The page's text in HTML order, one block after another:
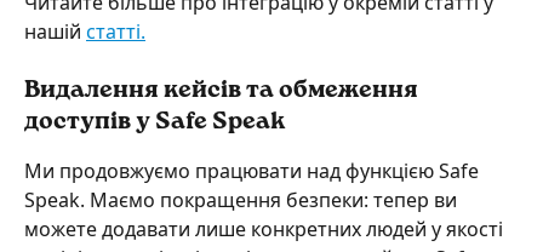
нашій статті.
Видалення кейсів та обмеження
доступів у Safe Speak
Ми продовжуємо працювати над функцією Safe
Speak. Маємо покращення безпеки: тепер ви
можете додавати лише конкретних людей у якості